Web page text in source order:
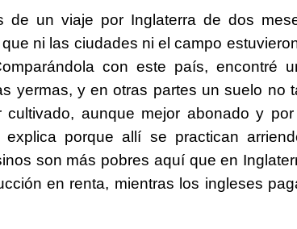
de un viaje por Inglaterra de dos
ni las ciudades ni el campo
con este país, encontré
yermas, y en otras partes un suelo no
aunque mejor abonado y por
porque allí se practican
son más pobres aquí que en
en renta, mientras los ingleses